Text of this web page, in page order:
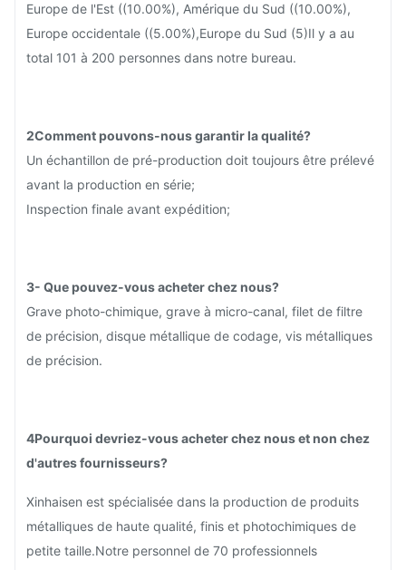
Europe de l'Est ((10.00%), Amérique du Sud ((10.00%),
Europe occidentale ((5.00%),Europe du Sud (5)Il y a au
total 101 à 200 personnes dans notre bureau.
2Comment pouvons-nous garantir la qualité?
Un échantillon de pré-production doit toujours être prélevé
avant la production en série;
Inspection finale avant expédition;
3- Que pouvez-vous acheter chez nous?
Grave photo-chimique, grave à micro-canal, filet de filtre
de précision, disque métallique de codage, vis métalliques
de précision.
4Pourquoi devriez-vous acheter chez nous et non chez
d'autres fournisseurs?
Xinhaisen est spécialisée dans la production de produits
métalliques de haute qualité, finis et photochimiques de
petite taille.Notre personnel de 70 professionnels